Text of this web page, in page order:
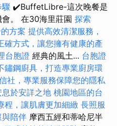
✔️BuffetLibre-這次晚餐是
。 在30海里莊園 探索
方案 提供高效清潔服務，
確方式，讓您擁有健康的產
台胞證 經典的風土... 台胞證
鏽鋼廚具，打造專業廚房環
社，專業服務保障您的隱私
於安詳之地 桃園地區的台
程，讓肌膚更加細緻 長照服
陪伴 摩西五經和蒂哈尼半